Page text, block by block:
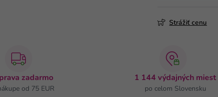
Strážiť cenu
zadarmo
od 75 EUR
1 144 výdajných miest
po celom Slovensku